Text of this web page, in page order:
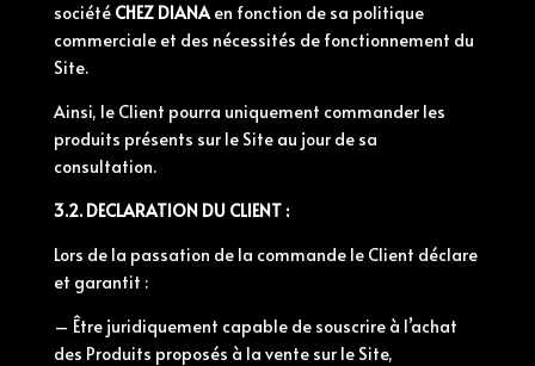
société CHEZ DIANA en fonction de sa politique
commerciale et des nécessités de fonctionnement du
Site.
Ainsi, le Client pourra uniquement commander les
produits présents sur le Site au jour de sa
consultation.
3.2. DECLARATION DU CLIENT :
Lors de la passation de la commande le Client déclare
et garantit :
– Être juridiquement capable de souscrire à l’achat
des Produits proposés à la vente sur le Site,